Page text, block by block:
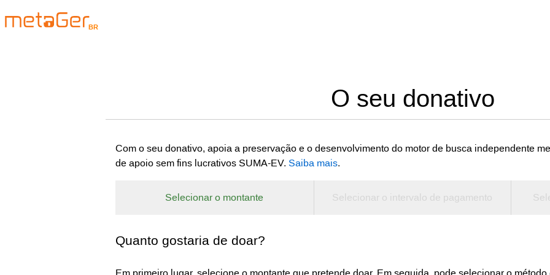
BR
O seu donativo
Com o seu donativo, apoia a preservação e o desenvolvimento do motor de busca independente
de apoio sem fins lucrativos SUMA-EV. Saiba mais.
Selecionar o montante Selecionar o intervalo de pagamento
Quanto gostaria de doar?
Em primeiro lugar, selecione o montante que pretende doar. Em seguida, pode selecionar o